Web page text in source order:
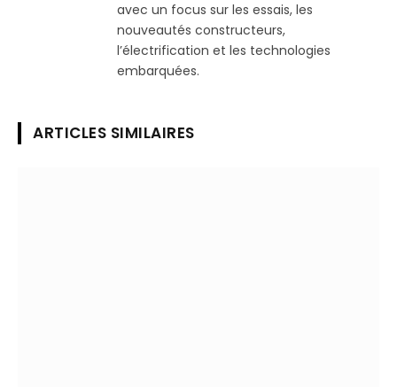
avec un focus sur les essais, les
nouveautés constructeurs,
l’électrification et les technologies
embarquées.
ARTICLES SIMILAIRES